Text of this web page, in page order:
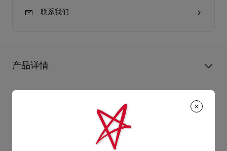
联系我们
产品详情
Eva小型肩背包添上Christian Louboutin的特色细节，风格脱俗。
手袋以银色绒面小牛皮制造，精致的褶裥设计以8,190颗手工镶嵌
的银色水晶点缀，并添上夺目铆钉和取材自经典红鞋底的装饰，
交织出可爱时尚的设计，完美搭配晚间造型。手袋也与Doria和
Doria Offenbee鞋款完美相衬。